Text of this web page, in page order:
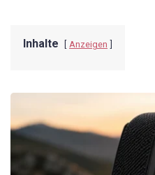
Inhalte Anzeigen